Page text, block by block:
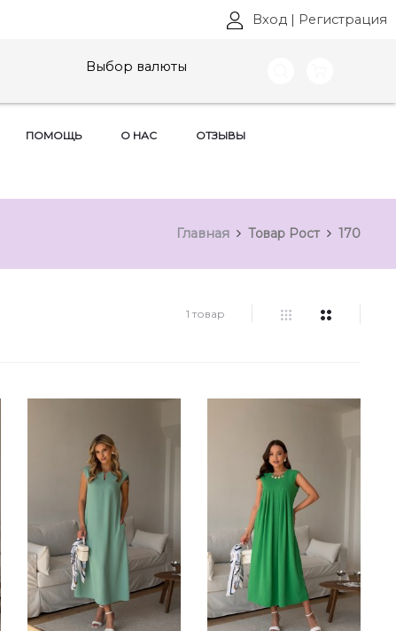
Вход | Регистрация
Выбор валюты
ПОМОЩЬ О НАС ОТЗЫВЫ
Главная Товар Рост 170
1 товар